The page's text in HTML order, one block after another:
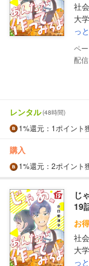
社
大
っ
配
レンタル(48時間)
1%還元 ：1ポイント
購入
1%還元 ：2ポイント
じ
19
お
社
大
っ